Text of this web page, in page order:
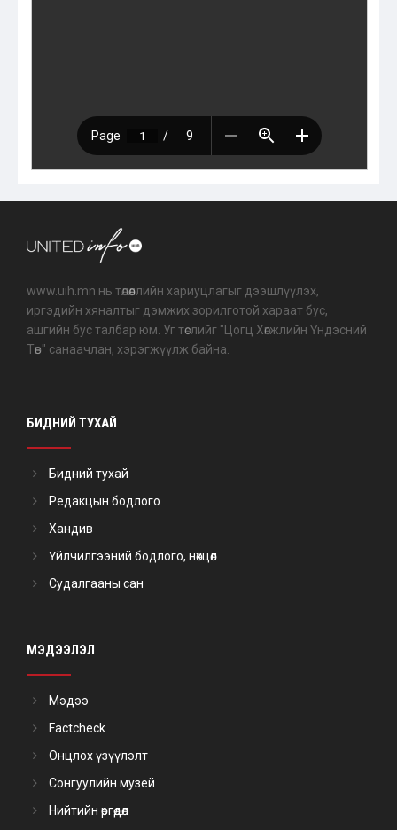
www.uih.mn нь төлөөллийн хариуцлагыг дээшлүүлэх,
иргэдийн хяналтыг дэмжих зорилготой хараат бус,
ашгийн бус талбар юм. Уг төслийг "Цогц Хөгжлийн Үндэсний
Төв" санаачлан, хэрэгжүүлж байна.
БИДНИЙ ТУХАЙ
Бидний тухай
Редакцын бодлого
Хандив
Үйлчилгээний бодлого, нөхцөл
Судалгааны сан
МЭДЭЭЛЭЛ
Мэдээ
Factcheck
Онцлох үзүүлэлт
Сонгуулийн музей
Нийтийн өргөдөл